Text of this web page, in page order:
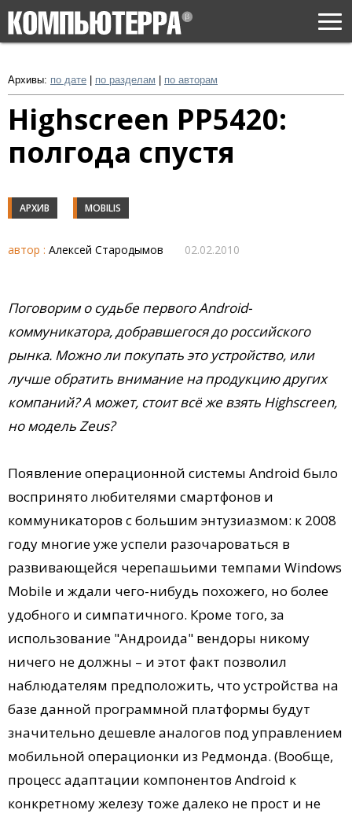
Архивы: по дате по разделам по авторам
Highscreen PP5420:
полгода спустя
АРХИВ MOBILIS
автор : Алексей Стародымов 02.02.2010
Поговорим о судьбе первого Android-
коммуникатора, добравшегося до российского
рынка. Можно ли покупать это устройство, или
лучше обратить внимание на продукцию других
компаний? А может, стоит всё же взять Highscreen,
но модель Zeus?
Появление операционной системы Android было
воспринято любителями смартфонов и
коммуникаторов с большим энтузиазмом: к 2008
году многие уже успели разочароваться в
развивающейся черепашьими темпами Windows
Mobile и ждали чего-нибудь похожего, но более
удобного и симпатичного. Кроме того, за
использование "Андроида" вендоры никому
ничего не должны – и этот факт позволил
наблюдателям предположить, что устройства на
базе данной программной платформы будут
значительно дешевле аналогов под управлением
мобильной операционки из Редмонда. (Вообще,
процесс адаптации компонентов Android к
конкретному железу тоже далеко не прост и не